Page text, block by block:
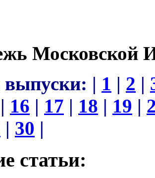
Московской
выпуски: | 1 | 2 |
| 16 | 17 | 18 | 19 |
| 30 |
статьи: